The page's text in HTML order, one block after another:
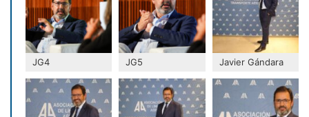
JG4 JG5 Javier Gándara